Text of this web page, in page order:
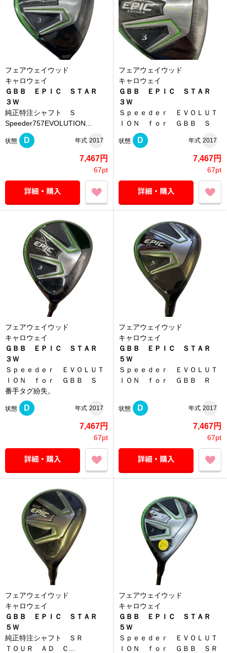
フェアウェイウッド
キャロウェイ
ＧＢＢ ＥＰＩＣ ＳＴＡＲ
３Ｗ
純正特注シャフト Ｓ
Speeder757EVOLUTION...
状態 D 年式 2017
7,467円
67pt
フェアウェイウッド
キャロウェイ
ＧＢＢ ＥＰＩＣ ＳＴＡＲ
３Ｗ
Ｓｐｅｅｄｅｒ ＥＶＯＬＵＴ
ＩＯＮ ｆｏｒ ＧＢＢ Ｓ
状態 D 年式 2017
7,467円
67pt
フェアウェイウッド
キャロウェイ
ＧＢＢ ＥＰＩＣ ＳＴＡＲ
３Ｗ
Ｓｐｅｅｄｅｒ ＥＶＯＬＵＴ
ＩＯＮ ｆｏｒ ＧＢＢ Ｓ
番手タグ紛失。
状態 D 年式 2017
7,467円
67pt
フェアウェイウッド
キャロウェイ
ＧＢＢ ＥＰＩＣ ＳＴＡＲ
５Ｗ
Ｓｐｅｅｄｅｒ ＥＶＯＬＵＴ
ＩＯＮ ｆｏｒ ＧＢＢ Ｒ
状態 D 年式 2017
7,467円
67pt
フェアウェイウッド
キャロウェイ
ＧＢＢ ＥＰＩＣ ＳＴＡＲ
５Ｗ
純正特注シャフト ＳＲ
ＴＯＵＲ ＡＤ Ｃ...
フェアウェイウッド
キャロウェイ
ＧＢＢ ＥＰＩＣ ＳＴＡＲ
５Ｗ
Ｓｐｅｅｄｅｒ ＥＶＯＬＵＴ
ＩＯＮ ｆｏｒ ＧＢＢ ＳＲ